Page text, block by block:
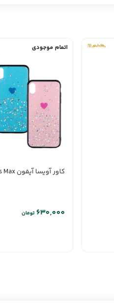
اتمام موجودی
کاور آویسا آیفون Xs Max
تومان